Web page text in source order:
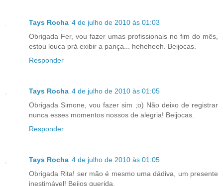
Tays Rocha 4 de julho de 2010 às 01:03
Obrigada Fer, vou fazer umas profissionais no fim do mês,
estou louca prá exibir a pança... heheheeh. Beijocas.
Responder
Tays Rocha 4 de julho de 2010 às 01:05
Obrigada Simone, vou fazer sim ;o) Não deixo de registrar
nunca esses momentos nossos de alegria! Beijocas.
Responder
Tays Rocha 4 de julho de 2010 às 01:05
Obrigada Rita! ser mão é mesmo uma dádiva, um presente
inestimável! Beijos querida.